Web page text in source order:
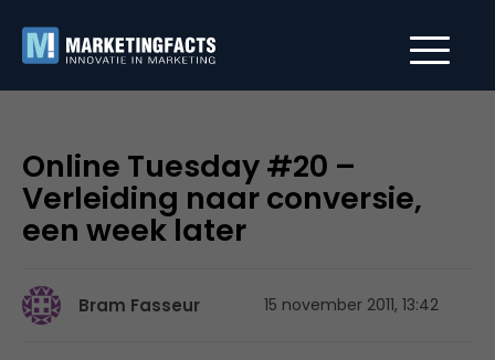
Online Tuesday #20 –
Verleiding naar conversie,
een week later
Bram Fasseur 15 november 2011, 13:42